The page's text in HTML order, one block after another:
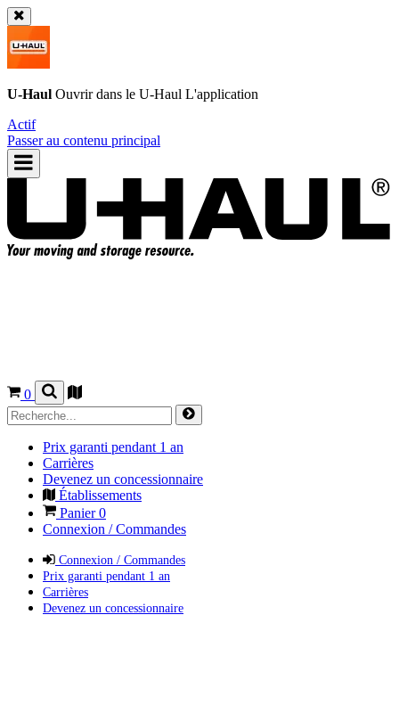
U-Haul Ouvrir dans le U-Haul L'application
Actif
Passer au contenu principal
0
Prix garanti pendant 1 an
Carrières
Devenez un concessionnaire
Établissements
Panier0
Connexion / Commandes
Connexion / Commandes
Prix garanti pendant 1 an
Carrières
Devenez un concessionnaire